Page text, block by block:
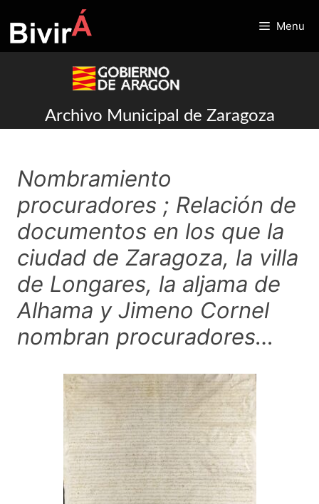
to
content
Menu
Archivo Municipal de Zaragoza
Nombramiento
procuradores ; Relación de
documentos en los que la
ciudad de Zaragoza, la villa
de Longares, la aljama de
Alhama y Jimeno Cornel
nombran procuradores…